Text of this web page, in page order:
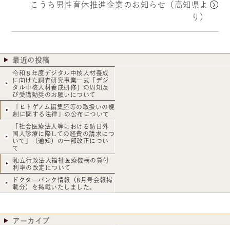
こうち男性育休推進企業のお知らせ（高知県よ
り）
最近の投稿
令和８年度デジタル中核人材養成
に向けた調査研究事業一式「デジ
タル中核人材養成研修」の周知及
び受講勧奨のお願いについて
「ヒトゲノム編集胚等の取扱いの規
制に関する法律」の公布について
「社会医療法人等における訪日外
国人診療に際しての経費の請求につ
いて」（通知）の一部改正につい
て
独立行政法人福祉医療機構の貸付
利率の改定について
ドクターバンク情報（8月号会報掲
載分）を掲載いたしました。
アーカイブ